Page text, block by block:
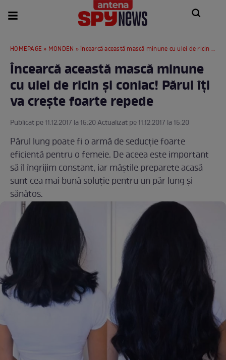
HOMEPAGE » MONDEN » Încearcă această mască minune cu ulei de ricin şi coniac! Părul îţi va creşte foarte repede
Încearcă această mască minune
cu ulei de ricin şi coniac! Părul îţi
va creşte foarte repede
Publicat pe 11.12.2017 la 15:20 Actualizat pe 11.12.2017 la 15:20
Părul lung poate fi o armă de seducţie foarte
eficientă pentru o femeie. De aceea este important
să îl îngrijim constant, iar măştile preparete acasă
sunt cea mai bună soluţie pentru un păr lung şi
sănătos.